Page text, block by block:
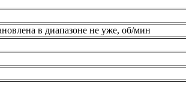
в диапазоне не уже, об/мин